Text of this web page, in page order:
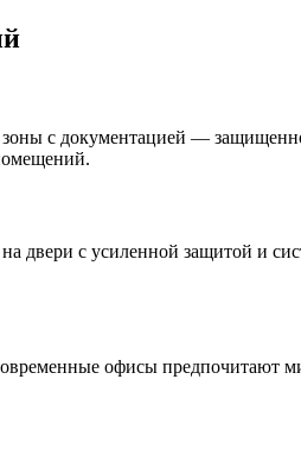
с документацией —
двери с усиленной защитой и
офисы предпочитают